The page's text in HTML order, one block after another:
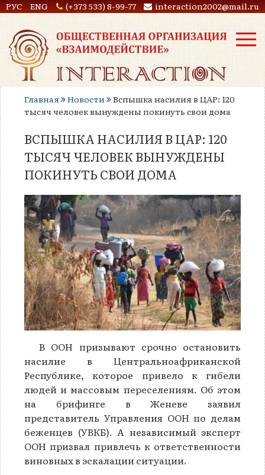
РУС ENG (+373 533) 8-99-77 interaction2002@mail.ru
Главная Новости
Вспышка насилия в ЦАР: 120
тысяч человек вынуждены покинуть свои дома
ВСПЫШКА НАСИЛИЯ В ЦАР: 120
ТЫСЯЧ ЧЕЛОВЕК ВЫНУЖДЕНЫ
ПОКИНУТЬ СВОИ ДОМА
В ООН призывают срочно остановить
насилие в Центральноафриканской
Республике, которое привело к гибели
людей и массовым переселениям. Об этом
на брифинге в Женеве заявил
представитель Управления ООН по делам
беженцев (УВКБ). А независимый эксперт
ООН призвал привлечь к ответственности
виновных в эскалации ситуации.